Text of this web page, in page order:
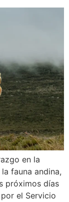
en la
fauna andina,
próximos días
el Servicio